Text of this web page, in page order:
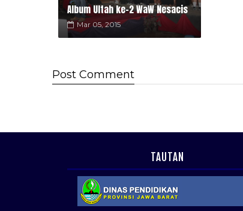
Album Ultah ke-2 WaW Nesacis
Mar 05, 2015
Post Comment
TAUTAN